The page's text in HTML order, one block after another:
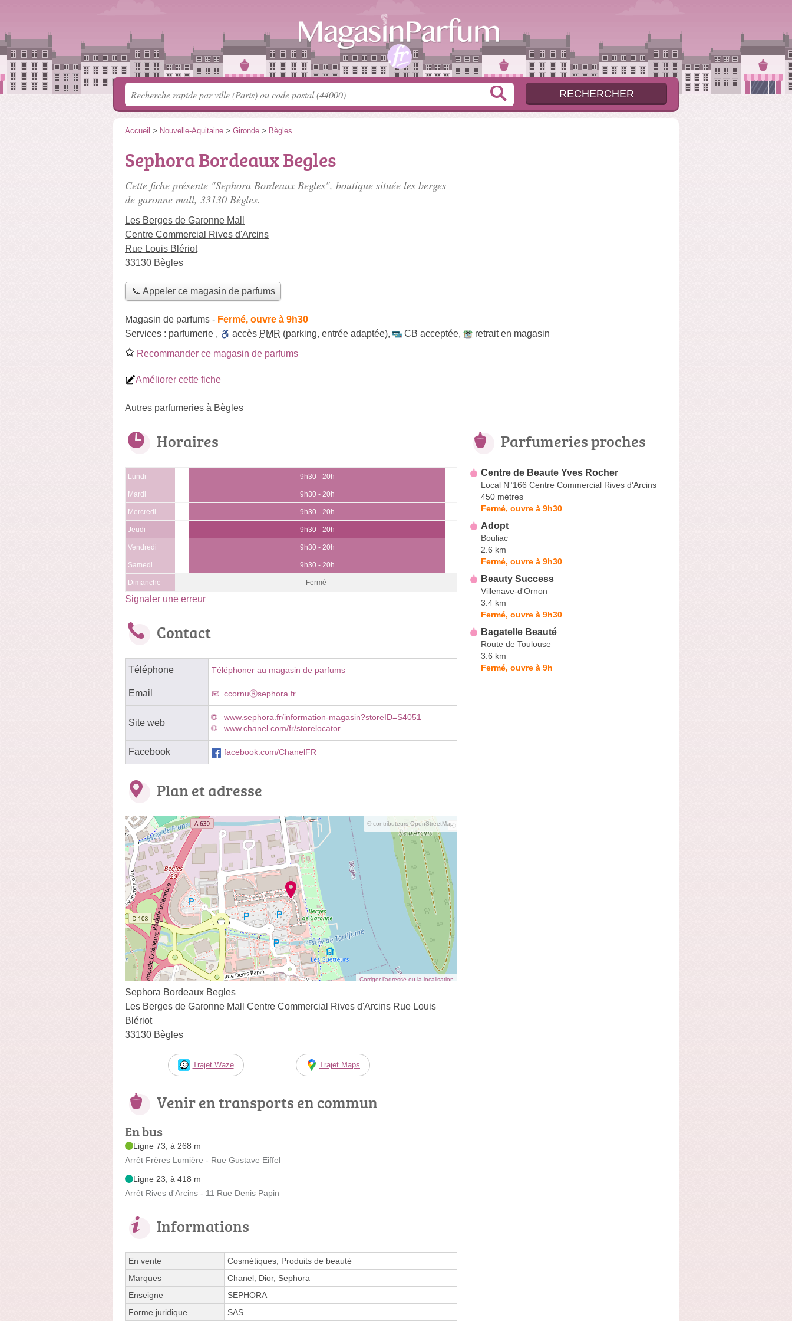
Accueil > Nouvelle-Aquitaine > Gironde > Bègles
Sephora Bordeaux Begles
Cette fiche présente "Sephora Bordeaux Begles", boutique située les berges
de garonne mall, 33130 Bègles.
Les Berges de Garonne Mall
Centre Commercial Rives d'Arcins
Rue Louis Blériot
33130 Bègles
📞 Appeler ce magasin de parfums
Magasin de parfums - Fermé, ouvre à 9h30
Services : parfumerie , accès PMR (parking, entrée adaptée), CB acceptée,
retrait en magasin
Recommander ce magasin de parfums
Améliorer cette fiche
Autres parfumeries à Bègles
Horaires
Lundi 9h30 - 20h
Mardi 9h30 - 20h
Mercredi 9h30 - 20h
Jeudi 9h30 - 20h
Vendredi 9h30 - 20h
Samedi 9h30 - 20h
Dimanche Fermé
Signaler une erreur
Contact
Téléphone Téléphoner au magasin de parfums
Email ccornuⓐsephora.fr
Site web
www.sephora.fr/information-magasin?storeID=S4051
www.chanel.com/fr/storelocator
Facebook facebook.com/ChanelFR
Plan et adresse
© contributeurs OpenStreetMap
Corriger l’adresse ou la localisation
Sephora Bordeaux Begles
Les Berges de Garonne Mall Centre Commercial Rives d'Arcins Rue Louis
Blériot
33130 Bègles
Trajet Waze Trajet Maps
Venir en transports en commun
En bus
Ligne 73, à 268 m
Arrêt Frères Lumière - Rue Gustave Eiffel
Ligne 23, à 418 m
Arrêt Rives d'Arcins - 11 Rue Denis Papin
Informations
En vente
Cosmétiques, Produits de beauté
Marques
Chanel, Dior, Sephora
Enseigne
SEPHORA
Forme juridique
SAS
Parfumeries proches
Centre de Beaute Yves Rocher
Local N°166 Centre Commercial Rives d'Arcins
450 mètres
Fermé, ouvre à 9h30
Adopt
Bouliac
2.6 km
Fermé, ouvre à 9h30
Beauty Success
Villenave-d'Ornon
3.4 km
Fermé, ouvre à 9h30
Bagatelle Beauté
Route de Toulouse
3.6 km
Fermé, ouvre à 9h